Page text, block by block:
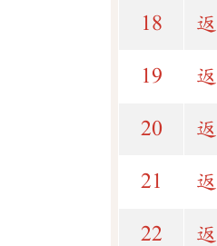
18 返
19 返
20 返
21 返
22 返